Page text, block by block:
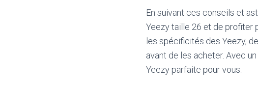
En suivant ces conseils et
Yeezy taille 26 et de profiter
les spécificités des Yeezy,
avant de les acheter. Avec
Yeezy parfaite pour vous.